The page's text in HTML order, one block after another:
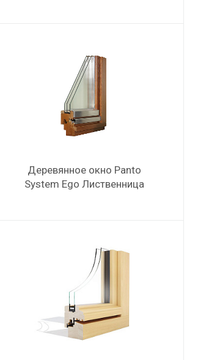
Деревянное окно Panto
System Ego Лиственница